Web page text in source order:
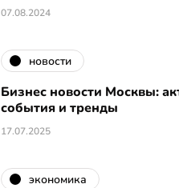
07.08.2024
новости
Бизнес новости Москвы:
события и тренды
17.07.2025
экономика